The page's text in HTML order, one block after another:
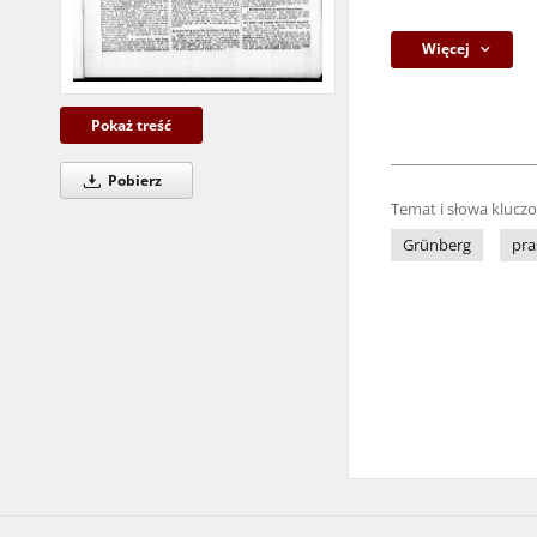
Pokaż treść
Pobierz
Więcej
Temat i słowa
Grünberg